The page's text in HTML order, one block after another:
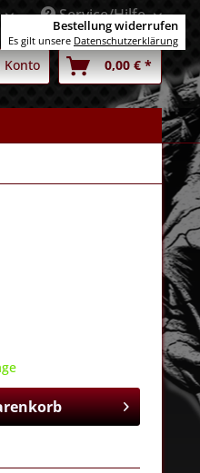
DeutschService/Hilfe
Konto 0,00 € *
Bestellung widerrufen
Es gilt unsere Datenschutzerklärung